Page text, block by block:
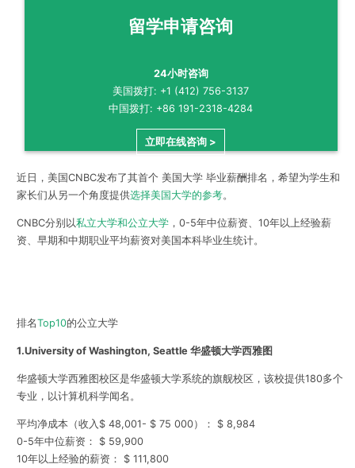
留学申请咨询
24小时咨询
美国拨打: +1 (412) 756-3137
中国拨打: +86 191-2318-4284
立即在线咨询 >
近日，美国CNBC发布了其首个 美国大学 毕业薪酬排名，希望为学生和
家长们从另一个角度提供选择美国大学的参考。
CNBC分别以私立大学和公立大学，0-5年中位薪资、10年以上经验薪
资、早期和中期职业平均薪资对美国本科毕业生统计。
排名Top10的公立大学
1.University of Washington, Seattle 华盛顿大学西雅图
华盛顿大学西雅图校区是华盛顿大学系统的旗舰校区，该校提供180多个
专业，以计算机科学闻名。
平均净成本（收入$ 48,001- $ 75 000）： $ 8,984
0-5年中位薪资： $ 59,900
10年以上经验的薪资： $ 111,800